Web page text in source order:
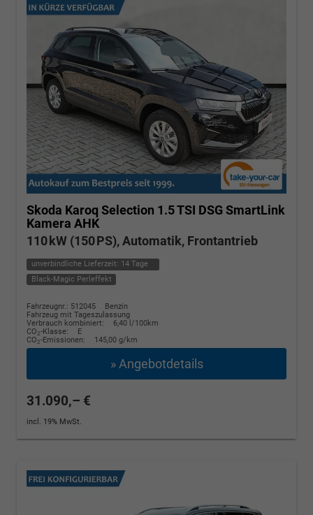
Skoda Karoq Selection 1.5 TSI DSG SmartLink
Kamera AHK
110 kW (150 PS), Automatik, Frontantrieb
unverbindliche Lieferzeit: 14 Tage
Black-Magic Perleffekt
Fahrzeugnr.: 512045
Benzin
Fahrzeug mit Tageszulassung
Verbrauch kombiniert:
6,40 l/100km
CO2-Klasse:
E
CO2-Emissionen: 145,00 g/km
» Angebotdetails
31.090,– €
incl. 19% MwSt.